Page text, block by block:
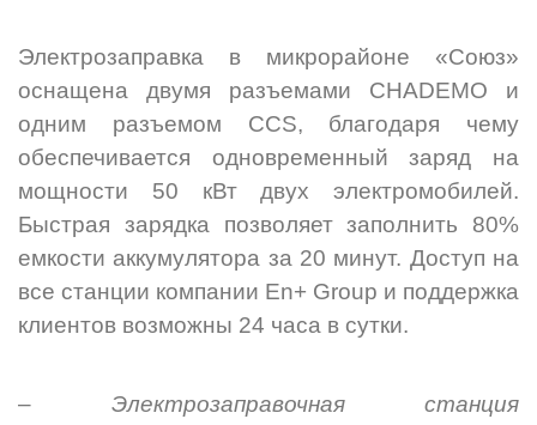
Электрозаправка в микрорайоне «Союз»
оснащена двумя разъемами CHADEMO и
одним разъемом CCS, благодаря чему
обеспечивается одновременный заряд на
мощности 50 кВт двух электромобилей.
Быстрая зарядка позволяет заполнить 80%
емкости аккумулятора за 20 минут. Доступ на
все станции компании En+ Group и поддержка
клиентов возможны 24 часа в сутки.
– Электрозаправочная станция